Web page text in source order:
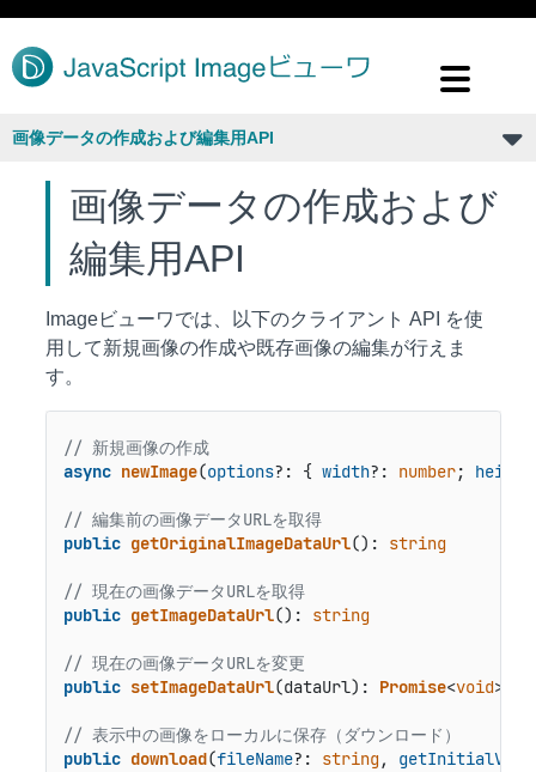
画像データの作成および編集用API
画像データの作成および
編集用API
Imageビューワでは、以下のクライアント API を使
用して新規画像の作成や既存画像の編集が行えま
す。
// 新規画像の作成
async newImage(options?: { width?: number; height
// 編集前の画像データURLを取得
public getOriginalImageDataUrl(): string
// 現在の画像データURLを取得
public getImageDataUrl(): string
// 現在の画像データURLを変更
public setImageDataUrl(dataUrl): Promise<void>
// 表示中の画像をローカルに保存（ダウンロード）
public download(fileName?: string,